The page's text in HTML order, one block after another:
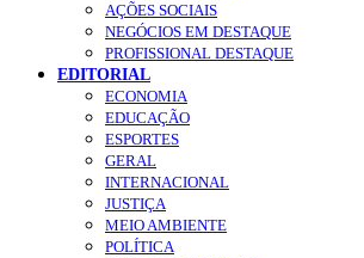
AÇÕES SOCIAIS
NEGÓCIOS EM DESTAQUE
PROFISSIONAL DESTAQUE
EDITORIAL
ECONOMIA
EDUCAÇÃO
ESPORTES
GERAL
INTERNACIONAL
JUSTIÇA
MEIO AMBIENTE
POLÍTICA